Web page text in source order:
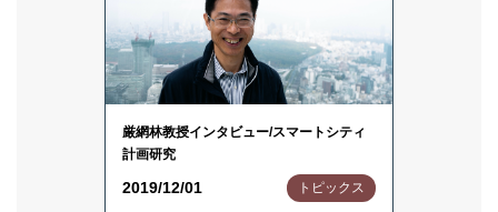
厳網林教授インタビュー/スマートシティ
計画研究
2019/12/01 トピックス